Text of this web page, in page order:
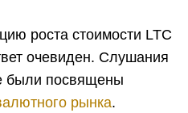
роста стоимости LTC
очевиден. Слушания
были посвящены
рынка.